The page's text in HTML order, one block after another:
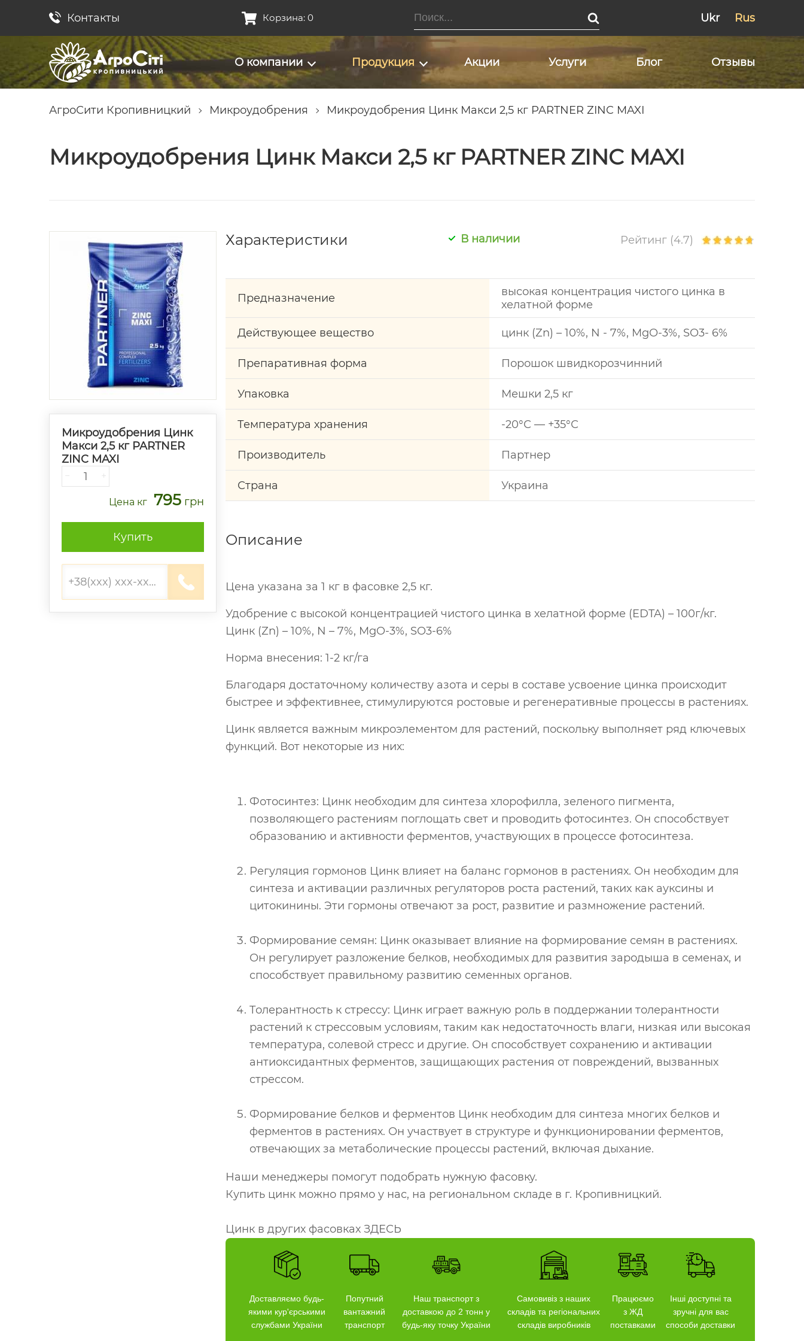
Контакты Корзина: 0 Ukr Rus
О компании Продукция Акции Услуги Блог Отзывы
АгроСити Кропивницкий Микроудобрения Микроудобрения Цинк Макси 2,5 кг PARTNER ZINC MAXI
Микроудобрения Цинк Макси 2,5 кг PARTNER ZINC MAXI
Микроудобрения Цинк
Макси 2,5 кг PARTNER
ZINC MAXI
− +
Цена кг 795 грн
Купить
Характеристики В наличии Рейтинг (4.7)
Предназначение
высокая концентрация чистого цинка в
хелатной форме
Действующее вещество цинк (Zn) – 10%, N - 7%, MgO-3%, SO3- 6%
Препаративная форма Порошок швидкорозчинний
Упаковка Мешки 2,5 кг
Температура хранения -20°С — +35°С
Производитель Партнер
Страна Украина
Описание
Цена указана за 1 кг в фасовке 2,5 кг.
Удобрение с высокой концентрацией чистого цинка в хелатной форме (EDTA) – 100г/кг.
Цинк (Zn) – 10%, N – 7%, MgO-3%, SO3-6%
Норма внесения: 1-2 кг/га
Благодаря достаточному количеству азота и серы в составе усвоение цинка происходит
быстрее и эффективнее, стимулируются ростовые и регенеративные процессы в растениях.
Цинк является важным микроэлементом для растений, поскольку выполняет ряд ключевых
функций. Вот некоторые из них:
Фотосинтез: Цинк необходим для синтеза хлорофилла, зеленого пигмента,
позволяющего растениям поглощать свет и проводить фотосинтез. Он способствует
образованию и активности ферментов, участвующих в процессе фотосинтеза.
Регуляция гормонов Цинк влияет на баланс гормонов в растениях. Он необходим для
синтеза и активации различных регуляторов роста растений, таких как ауксины и
цитокинины. Эти гормоны отвечают за рост, развитие и размножение растений.
Формирование семян: Цинк оказывает влияние на формирование семян в растениях.
Он регулирует разложение белков, необходимых для развития зародыша в семенах, и
способствует правильному развитию семенных органов.
Толерантность к стрессу: Цинк играет важную роль в поддержании толерантности
растений к стрессовым условиям, таким как недостаточность влаги, низкая или высокая
температура, солевой стресс и другие. Он способствует сохранению и активации
антиоксидантных ферментов, защищающих растения от повреждений, вызванных
стрессом.
Формирование белков и ферментов Цинк необходим для синтеза многих белков и
ферментов в растениях. Он участвует в структуре и функционировании ферментов,
отвечающих за метаболические процессы растений, включая дыхание.
Наши менеджеры помогут подобрать нужную фасовку.
Купить цинк можно прямо у нас, на региональном складе в г. Кропивницкий.
Цинк в других фасовках ЗДЕСЬ
Доставляємо будь-
якими кур'єрськими
службами України
Попутний
вантажний
транспорт
Наш транспорт з
доставкою до 2 тонн у
будь-яку точку України
Самовивіз з наших
складів та регіональних
складів виробників
Працюємо
з ЖД
поставками
Інші доступні та
зручні для вас
способи доставки